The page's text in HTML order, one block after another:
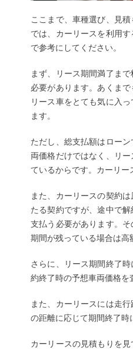
ここまで、車種選び、見
では、カーリースを利用
で参考にしてください。
まず、リース期間満了ま
必要があります。あくま
リース車をとても気に入
ます。
ただし、総支払額はロー
両価格だけではなく、リ
ているからです。カーリー
また、カーリースの契約
たる契約ですが、途中で
支払う必要があります。
期間が残っている場合は高
さらに、リース期間終了
約終了時の予想車両価格を
また、カーリースには走
の距離に応じて期間終了時
カーリースの見積もりを